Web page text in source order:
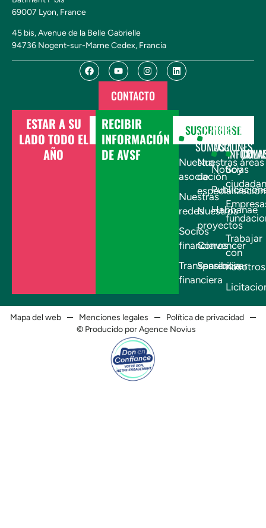
69007 Lyon, France
45 bis, Avenue de la Belle Gabrielle
94736 Nogent-sur-Marne Cedex, Francia
CONTACTO
ESTAR A SU
LADO TODO EL
AÑO
DONAR
RECIBIR
INFORMACIÓN
DE AVSF
SUSCRIBIRSE
¿QUIÉNES
SOMOS?
Nuestra
asociación
Nuestras
redes
Socios
financieros
Transparencia
financiera
NUESTRAS
ACCIONES
Nuestras áreas
de
especialización
Nuestros
proyectos
Convencer
Sensibilizar
Noticias
Habbanae
Soy
Trabajar
con
nosotros
Mapa del web Menciones legales
Política de privacidad
© Producido por Agence Novius